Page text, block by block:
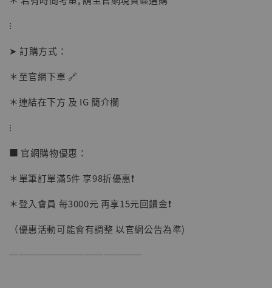
⁝
➤ 訂購方式：
＊至官網下單 🔗
＊連結在下方 及 IG 簡介欄
⁝
■ 官網購物優惠：
＊單筆訂單滿5件 享98折優惠❗️
＊登入會員 每3000元 再享15元回饋金❗️
（優惠活動可能會有調整 以官網公告為準)
──────────────